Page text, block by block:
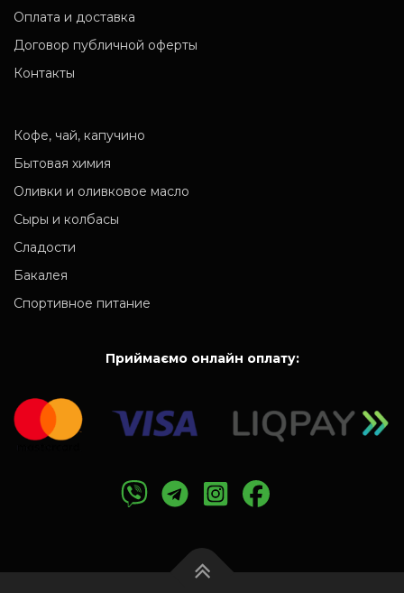
Оплата и доставка
Договор публичной оферты
Контакты
Кофе, чай, капучино
Бытовая химия
Оливки и оливковое масло
Сыры и колбасы
Сладости
Бакалея
Спортивное питание
Приймаємо онлайн оплату: